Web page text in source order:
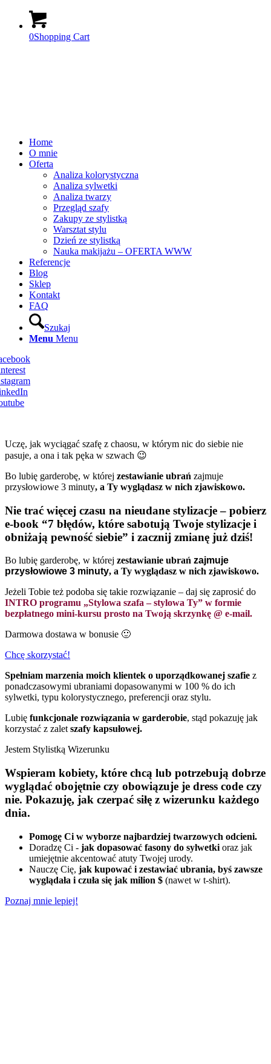
0Shopping Cart
Home
O mnie
Oferta
Analiza kolorystyczna
Analiza sylwetki
Analiza twarzy
Przegląd szafy
Zakupy ze stylistką
Warsztat stylu
Dzień ze stylistką
Nauka makijażu – OFERTA WWW
Referencje
Blog
Sklep
Kontakt
FAQ
Szukaj
Menu Menu
Uczę, jak wyciągać szafę z chaosu, w którym nic do siebie nie
pasuje, a ona i tak pęka w szwach 😉
Bo lubię garderobę, w której zestawianie ubrań zajmuje
przysłowiowe 3 minuty, a Ty wyglądasz w nich zjawiskowo.
Nie trać więcej czasu na nieudane stylizacje – pobierz
e-book “7 błędów, które sabotują Twoje stylizacje i
obniżają pewność siebie” i zacznij zmianę już dziś!
Bo lubię garderobę, w której zestawianie ubrań zajmuje
przysłowiowe 3 minuty, a Ty wyglądasz w nich zjawiskowo.
Jeżeli Tobie też podoba się takie rozwiązanie – daj się zaprosić do
INTRO programu „Stylowa szafa – stylowa Ty” w formie
bezpłatnego mini-kursu prosto na Twoją skrzynkę @ e-mail.
Darmowa dostawa w bonusie 🙂
Chcę skorzystać!
Spełniam marzenia moich klientek o uporządkowanej szafie z
ponadczasowymi ubraniami dopasowanymi w 100 % do ich
sylwetki, typu kolorystycznego, preferencji oraz stylu.
Lubię funkcjonale rozwiązania w garderobie, stąd pokazuję jak
korzystać z zaletszafy kapsułowej.
Jestem Stylistką Wizerunku
Wspieram kobiety, które chcą lub potrzebują dobrze
wyglądać obojętnie czy obowiązuje je dress code czy
nie. Pokazuję, jak czerpać siłę z wizerunku każdego
dnia.
Pomogę Ci w wyborze najbardziej twarzowych odcieni.
Doradzę Ci - jak dopasować fasony do sylwetki oraz jak
umiejętnie akcentować atuty Twojej urody.
Nauczę Cię, jak kupować i zestawiać ubrania, byś zawsze
wyglądała i czuła się jak milion $ (nawet w t-shirt).
Poznaj mnie lepiej!